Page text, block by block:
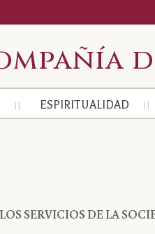
ESPIRITUALIDAD
SERVICIOS DE LA